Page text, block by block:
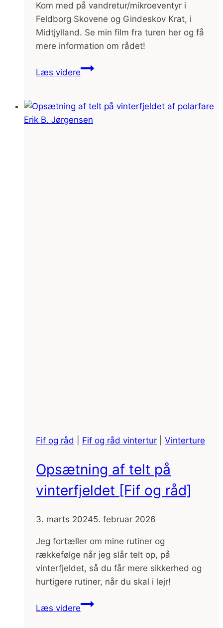
Kom med på vandretur/mikroeventyr i
Feldborg Skovene og Gindeskov Krat, i
Midtjylland. Se min film fra turen her og få
mere information om rådet!
Læs videreVandretur
Skovene,
Midtjylland
Fif og råd Fif og råd vintertur Vinterture
Opsætning af telt på
vinterfjeldet [Fif og råd]
3. marts 20245. februar 2026
Jeg fortæller om mine rutiner og
rækkefølge når jeg slår telt op, på
vinterfjeldet, så du får mere sikkerhed og
hurtigere rutiner, når du skal i lejr!
Læs videreOpsætning